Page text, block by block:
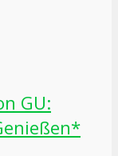
GU: